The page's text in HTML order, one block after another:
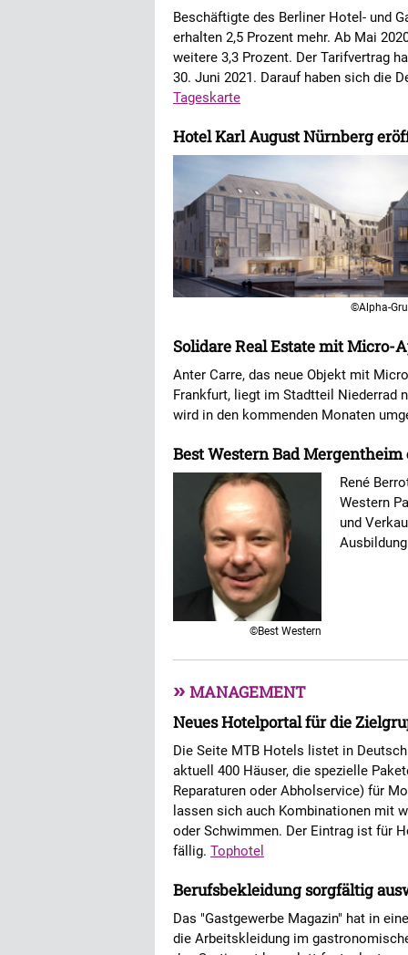
Beschäftigte des Berliner Hotel- und
erhalten 2,5 Prozent mehr. Ab Mai
weitere 3,3 Prozent. Der Tarifvertrag
30. Juni 2021. Darauf haben sich die
Tageskarte
Hotel Karl August Nürnberg
©Alpha-
Solidare Real Estate mit
Anter Carre, das neue Objekt mit
Frankfurt, liegt im Stadtteil Niederrad
wird in den kommenden Monaten
Best Western Bad
©Best Western
René
Western
und
» MANAGEMENT
Neues Hotelportal für die
Die Seite MTB Hotels listet in
aktuell 400 Häuser, die spezielle
Reparaturen oder Abholservice) für
lassen sich auch Kombinationen mit
oder Schwimmen. Der Eintrag ist für
fällig. Tophotel
Berufsbekleidung sorgfältig
Das "Gastgewerbe Magazin" hat in
die Arbeitskleidung im